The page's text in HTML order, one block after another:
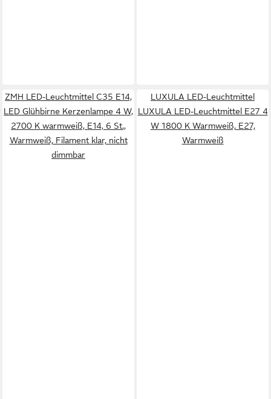
ZMH LED-Leuchtmittel C35 E14,
LED Glühbirne Kerzenlampe 4 W,
2700 K warmweiß, E14, 6 St.,
Warmweiß, Filament klar, nicht
dimmbar
LUXULA LED-Leuchtmittel
LUXULA LED-Leuchtmittel E27 4
W 1800 K Warmweiß, E27,
Warmweiß